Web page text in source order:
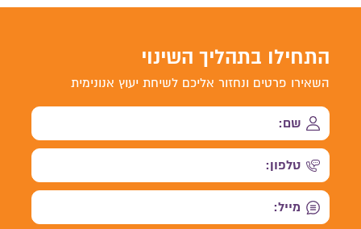
התחילו בתהליך השינוי
השאירו פרטים ונחזור אליכם לשיחת יעוץ אנונימית